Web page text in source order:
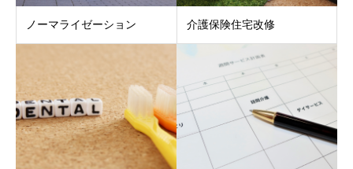
ノーマライゼーション 介護保険住宅改修